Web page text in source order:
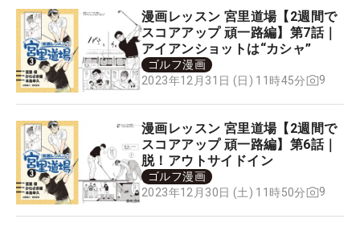
漫画レッスン 宮里道場【2週間で
スコアアップ 頑一路編】第7話｜
アイアンショットは“カシャ”
ゴルフ漫画
2023年12月31日 (日) 11時45分
9
漫画レッスン 宮里道場【2週間で
スコアアップ 頑一路編】第6話｜
脱！アウトサイドイン
ゴルフ漫画
2023年12月30日 (土) 11時50分
9